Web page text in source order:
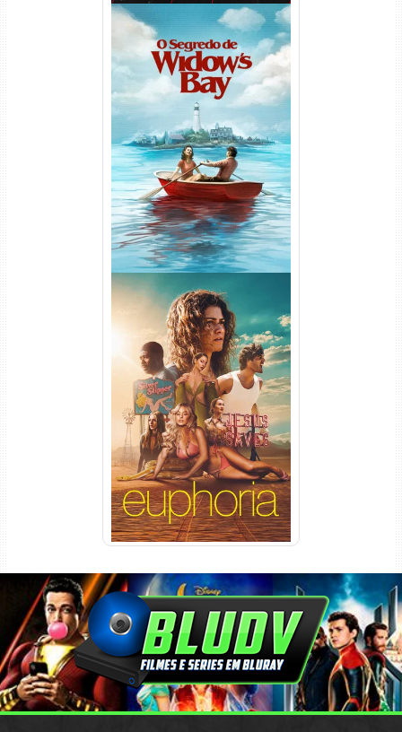
O Segredo de Widow’s Bay
1ª Temporada Torrent (2026)
WEB-DL 1080p Dual Áudio
Euphoria 3ª Temporada
Torrent (2026) WEB-DL 1080p
Dual Áudio